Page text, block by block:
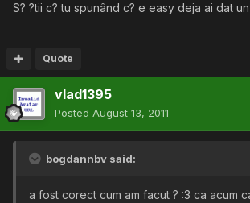
S? ?tii c? tu spunând c? e easy deja ai dat
Quote
vlad1395
Posted August 13, 2011
bogdannbv said:
a fost corect cum am facut ? :3 ca acum